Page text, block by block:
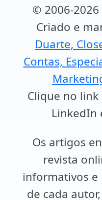
© 2006-
Criado e
Duarte,
Contas,
Clique no
LinkedIn
Os artigos
revista
informativos
de cada